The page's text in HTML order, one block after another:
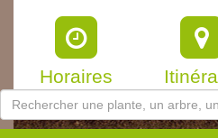
Horaires